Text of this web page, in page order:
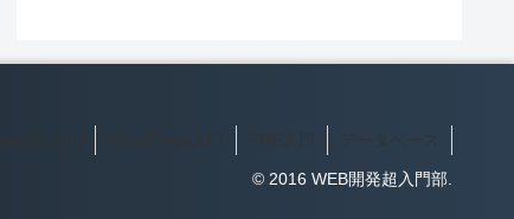
データベース
© 2016 WEB開発超入門部.